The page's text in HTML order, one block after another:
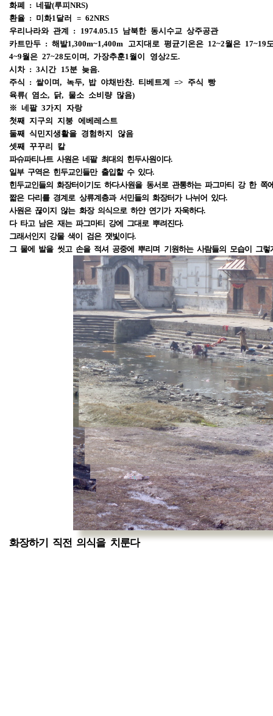
화폐 : 네팔(루피NRS)
환율 : 미화1달러 = 62NRS
우리나라와 관계 : 1974.05.15 남북한 동시수교 상주공관
카트만두 : 해발1,300m~1,400m 고지대로 평균기온은 12~2월은 17~19
4~9월은 27~28도이며, 가장추훈1월이 영상2도.
시차 : 3시간 15분 늦음.
주식 : 쌀이며, 녹두, 밥 야채반찬. 티베트계 => 주식 빵
육류( 염소, 닭, 물소 소비량 많음)
※ 네팔 3가지 자랑
첫째 지구의 지붕 에베레스트
둘째 식민지생활을 경험하지 않음
셋째 꾸꾸리 칼
파슈파티나트 사원은 네팔 최대의 힌두사원이다.
일부 구역은 힌두교인들만 출입할 수 있다.
힌두교인들의 화장터이기도 하다.사원을 동서로 관통하는 파그마티 강 한
짧은 다리를 경계로 상류계층과 서민들의 화장터가 나뉘어 있다.
사원은 끊이지 않는 화장 의식으로 하얀 연기가 자욱하다.
다 타고 남은 재는 파그마티 강에 그대로 뿌려진다.
그래서인지 강물 색이 검은 잿빛이다.
그 물에 발을 씻고 손을 적셔 공중에 뿌리며 기원하는 사람들의 모습이 그렇
화장하기 직전 의식을 치룬다